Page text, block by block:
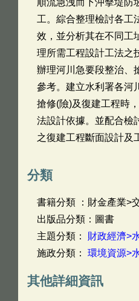
順流急洩而下沖擊堤防
工。綜合整理檢討各工
效，並分析其在不同工
理所需工程設計工法之
辦理河川急要段整治、
參考。建立水利署各河
搶修(險)及復建工程時
法設計依據。並配合檢
之復建工程斷面設計及
分類
書籍分類 ：財金產業>
出版品分類：圖書
主題分類： 財政經濟>
施政分類： 環境資源>
其他詳細資訊